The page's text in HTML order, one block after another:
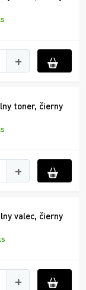
+
toner, čierny
+
valec, čierny
+